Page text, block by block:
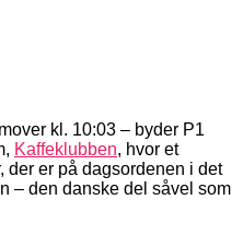
kl. 10:03 – byder P1
Kaffeklubben, hvor et
der er på dagsordenen i det
– den danske del såvel som